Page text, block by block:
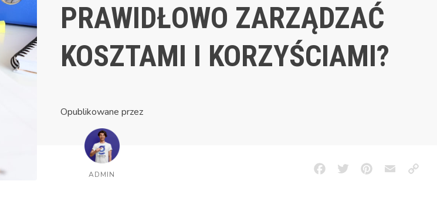
PRAWIDŁOWO ZARZĄDZAĆ
KOSZTAMI I KORZYŚCIAMI?
Opublikowane przez
ADMIN FacebookTwitterPinterestEmailCopy